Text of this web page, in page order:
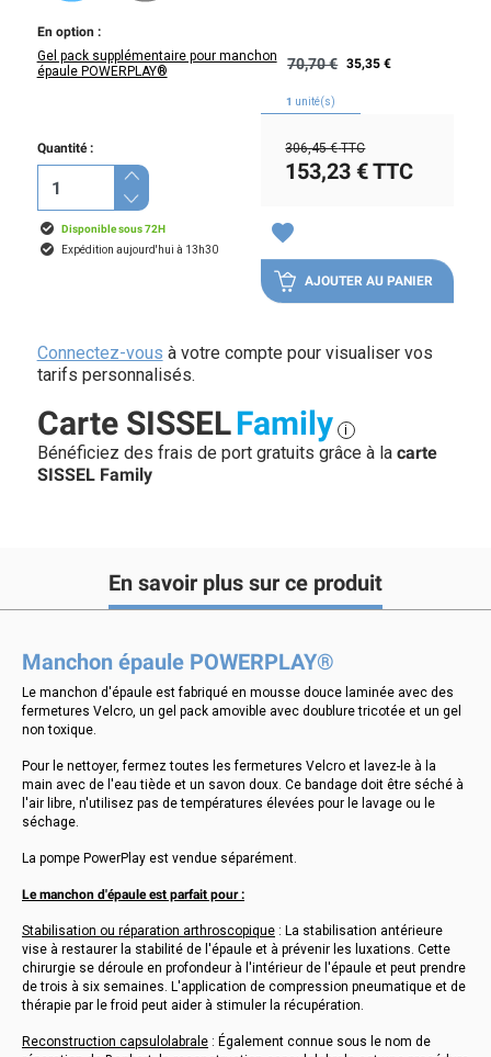
En option :
Gel pack supplémentaire pour manchon
épaule POWERPLAY®
70,70 € 35,35 €
Quantité :
Disponible sous 72H
Expédition aujourd'hui à 13h30
1 unité(s)
306,45 € TTC
153,23 €TTC
favorite
AJOUTER AU PANIER
Connectez-vous à votre compte pour visualiser vos
tarifs personnalisés.
Carte SISSELFamily i
Bénéficiez des frais de port gratuits grâce à la carte
SISSEL Family
En savoir plus sur ce produit
Manchon épaule POWERPLAY®
Le manchon d'épaule est fabriqué en mousse douce laminée avec des
fermetures Velcro, un gel pack amovible avec doublure tricotée et un gel
non toxique.
Pour le nettoyer, fermez toutes les fermetures Velcro et lavez-le à la
main avec de l'eau tiède et un savon doux. Ce bandage doit être séché à
l'air libre, n'utilisez pas de températures élevées pour le lavage ou le
séchage.
La pompe PowerPlay est vendue séparément.
Le manchon d'épaule est parfait pour :
Stabilisation ou réparation arthroscopique : La stabilisation antérieure
vise à restaurer la stabilité de l'épaule et à prévenir les luxations. Cette
chirurgie se déroule en profondeur à l'intérieur de l'épaule et peut prendre
de trois à six semaines. L'application de compression pneumatique et de
thérapie par le froid peut aider à stimuler la récupération.
Reconstruction capsulolabrale : Également connue sous le nom de